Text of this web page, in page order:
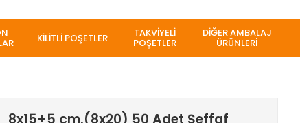
KİLİTLİ POŞETLER TAKVİYELİ
POŞETLER
DİĞER AMBALAJ
ÜRÜNLERİ
8x15+5 cm.(8x20) 50 Adet Şeffaf